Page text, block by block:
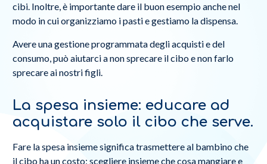
cibi. Inoltre, è importante dare il buon esempio anche nel
modo in cui organizziamo i pasti e gestiamo la dispensa.
Avere una gestione programmata degli acquisti e del
consumo, può aiutarci a non sprecare il cibo e non farlo
sprecare ai nostri figli.
La spesa insieme: educare ad
acquistare solo il cibo che serve.
Fare la spesa insieme significa trasmettere al bambino che
il cibo ha un costo; scegliere insieme che cosa mangiare e